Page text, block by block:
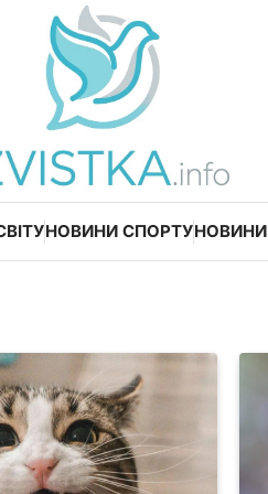
НОВИНИ СПОРТУ